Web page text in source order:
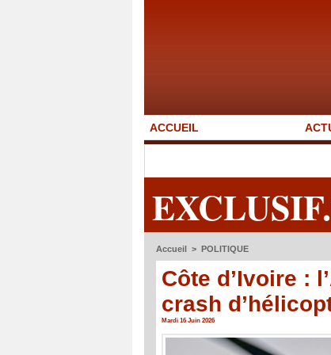
ACCUEIL
Accueil > POLITIQUE
Côte d’Ivoire :
crash
Mardi 16 Juin 2026